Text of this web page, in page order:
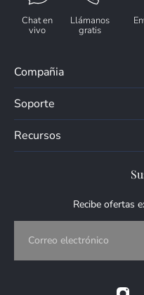
Chat en
vivo
Llámanos
gratis
Compañia
Soporte
Recursos
Recibe ofertas